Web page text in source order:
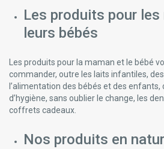
Les produits pour les
leurs bébés
Les produits pour la maman et le bébé
commander, outre les laits infantiles,
l’alimentation des bébés et des
d’hygiène, sans oublier le change, les
coffrets cadeaux.
Nos produits en